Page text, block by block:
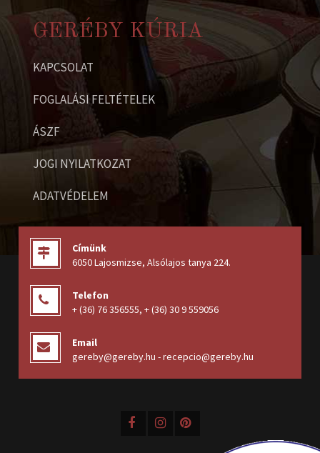
GERÉBY KÚRIA
KAPCSOLAT
FOGLALÁSI FELTÉTELEK
ÁSZF
JOGI NYILATKOZAT
ADATVÉDELEM
Címünk
6050 Lajosmizse, Alsólajos tanya 224.
Telefon
+ (36) 76 356555, + (36) 30 9 559056
Email
gereby@gereby.hu - recepcio@gereby.hu